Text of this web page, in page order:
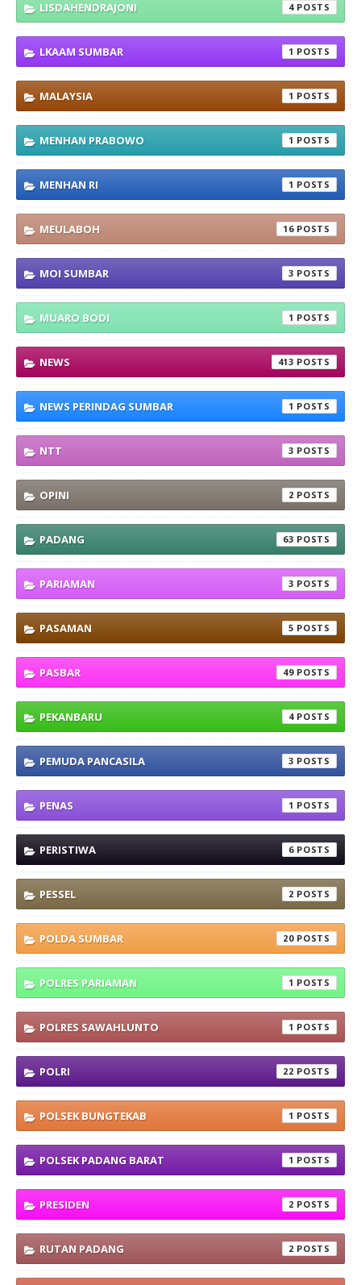
LISDAHENDRAJONI 4
LKAAM SUMBAR 1
MALAYSIA 1
MENHAN PRABOWO 1
MENHAN RI 1
MEULABOH 16
MOI SUMBAR 3
MUARO BODI 1
NEWS 413
NEWS PERINDAG SUMBAR 1
NTT 3
OPINI 2
PADANG 63
PARIAMAN 3
PASAMAN 5
PASBAR 49
PEKANBARU 4
PEMUDA PANCASILA 3
PENAS 1
PERISTIWA 6
PESSEL 2
POLDA SUMBAR 20
POLRES PARIAMAN 1
POLRES SAWAHLUNTO 1
POLRI 22
POLSEK BUNGTEKAB 1
POLSEK PADANG BARAT 1
PRESIDEN 2
RUTAN PADANG 2